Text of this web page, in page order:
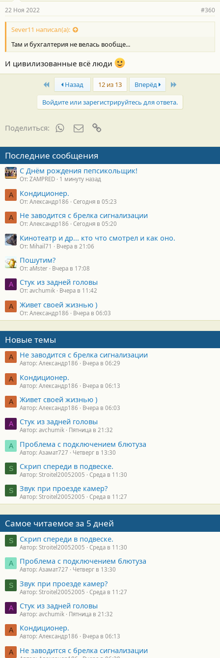
н
о
с
и
:
22 Ноя 2022 #360
Sever11 написал(а):
Там и бухгалтерия не велась вообще...
И цивилизованные всё люди
First Назад 12 из 13 Вперёд
Войдите или зарегистрируйтесь для ответа.
Поделиться: WhatsAppЭлектронная почта
Последние сообщения
С Днём рождения пепсикольщик!
От: ZAMPRED 1 минуту назад
А Кондиционер.
От: Александр186 Сегодня в 05:23
А Не заводится с брелка сигнализации
От: Александр186 Сегодня в 05:20
Кинотеатр и др... кто что смотрел и как оно.
От: Mihail71 Вчера в 21:06
Пошутим?
От: aMster Вчера в 17:08
A Стук из задней головы
От: avchumik Вчера в 11:42
А Живет своей жизнью )
От: Александр186 Вчера в 06:03
Новые темы
А Не заводится с брелка сигнализации
Автор: Александр186 Вчера в 06:29
А Кондиционер.
Автор: Александр186 Вчера в 06:13
А Живет своей жизнью )
Автор: Александр186 Вчера в 06:03
A Стук из задней головы
Автор: avchumik Пятница в 21:32
А Проблема с подключением блютуза
Автор: Азамат727 Четверг в 13:30
S Скрип спереди в подвеске.
Автор: Stroitel20052005 Среда в 11:30
S Звук при проезде камер?
Автор: Stroitel20052005 Среда в 11:27
Самое читаемое за 5 дней
S Скрип спереди в подвеске.
Автор: Stroitel20052005 Среда в 11:30
А Проблема с подключением блютуза
Автор: Азамат727 Четверг в 13:30
S Звук при проезде камер?
Автор: Stroitel20052005 Среда в 11:27
A Стук из задней головы
Автор: avchumik Пятница в 21:32
А Кондиционер.
Автор: Александр186 Вчера в 06:13
А Не заводится с брелка сигнализации